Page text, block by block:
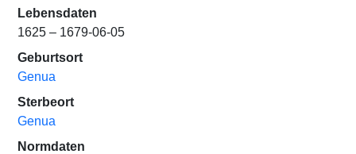
Lebensdaten
1625 – 1679-06-05
Geburtsort
Genua
Sterbeort
Genua
Normdaten